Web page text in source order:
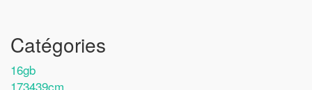
Catégories
16gb
173439cm